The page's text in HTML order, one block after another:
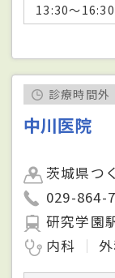
13:30～16:30
診療時間外
中川医院
茨城県つ
029-864-
研究学園
内科